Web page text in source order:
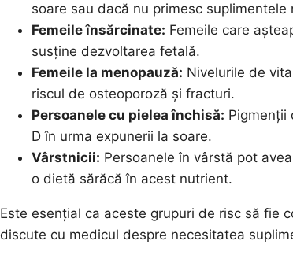
soare sau dacă nu primesc suplimentele
Femeile însărcinate: Femeile care
susține dezvoltarea fetală.
Femeile la menopauză: Nivelurile de
riscul de osteoporoză și fracturi.
Persoanele cu pielea închisă: Pigmenții
D în urma expunerii la soare.
Vârstnicii: Persoanele în vârstă pot
o dietă sărăcă în acest nutrient.
Este esențial ca aceste grupuri de risc să fie
discute cu medicul despre necesitatea